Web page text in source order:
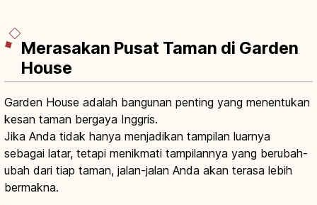
Merasakan Pusat Taman di Garden
House
Garden House adalah bangunan penting yang menentukan
kesan taman bergaya Inggris.
Jika Anda tidak hanya menjadikan tampilan luarnya
sebagai latar, tetapi menikmati tampilannya yang berubah-
ubah dari tiap taman, jalan-jalan Anda akan terasa lebih
bermakna.